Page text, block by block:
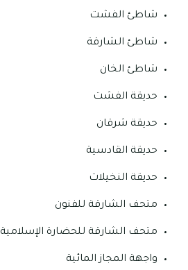
شاطئ الفشت
شاطئ الشارقة
شاطئ الخان
حديقة الفشت
حديقة شرقان
حديقة القادسية
حديقة النخيلات
متحف الشارقة للفنون
متحف الشارقة للحضارة الإسلامية
واجهة المجاز المائية